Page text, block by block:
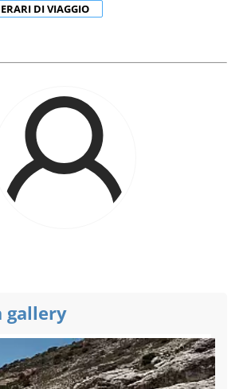
che hai fornito loro o che hanno
DI VIAGGIO
gallery